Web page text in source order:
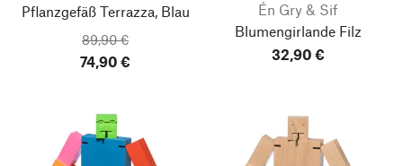
Pflanzgefäß Terrazza, Blau
89,90 €
74,90 €
Én Gry & Sif
Blumengirlande Filz
32,90 €